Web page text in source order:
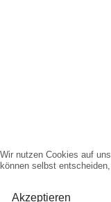
Wir nutzen Cookies auf
können selbst
Akzeptieren